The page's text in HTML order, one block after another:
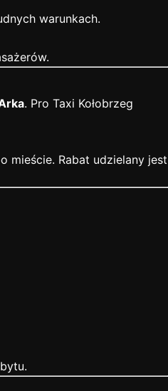
warunkach.
. Pro Taxi Kołobrzeg
mieście. Rabat udzielany jest